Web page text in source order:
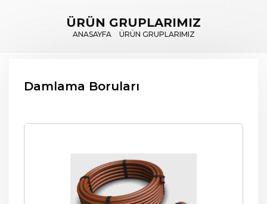
ÜRÜN GRUPLARIMIZ
ANASAYFA ÜRÜN GRUPLARIMIZ
Damlama Boruları